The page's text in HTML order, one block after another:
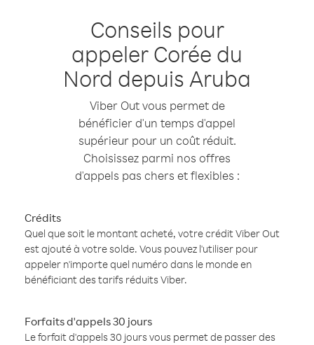
Conseils pour
appeler Corée du
Nord depuis Aruba
Viber Out vous permet de
bénéficier d'un temps d'appel
supérieur pour un coût réduit.
Choisissez parmi nos offres
d'appels pas chers et flexibles :
Crédits
Quel que soit le montant acheté, votre crédit Viber Out
est ajouté à votre solde. Vous pouvez l'utiliser pour
appeler n'importe quel numéro dans le monde en
bénéficiant des tarifs réduits Viber.
Forfaits d'appels 30 jours
Le forfait d'appels 30 jours vous permet de passer des